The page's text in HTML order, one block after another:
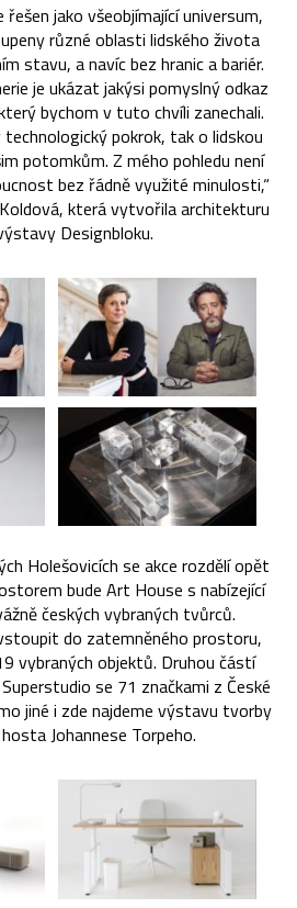
jako všeobjímající universum,
různé oblasti lidského života
stavu, a navíc bez hranic a bariér.
je ukázat jakýsi pomyslný odkaz
bychom v tuto chvíli zanechali.
technologický pokrok, tak o lidskou
potomkům. Z mého pohledu není
bez řádně využité minulosti,“
která vytvořila architekturu
Designbloku.
Holešovicích se akce rozdělí opět
bude Art House s nabízející
českých vybraných tvůrců.
do zatemněného prostoru,
vybraných objektů. Druhou částí
se 71 značkami z České
jiné i zde najdeme výstavu tvorby
Johannese Torpeho.